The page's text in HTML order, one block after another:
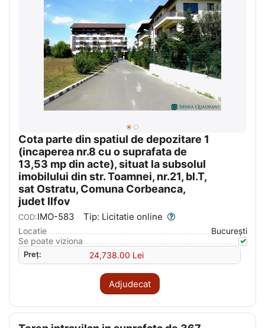
Cota parte din spatiul de depozitare 1
(incaperea nr.8 cu o suprafata de
13,53 mp din acte), situat la subsolul
imobilului din str. Toamnei, nr.21, bl.T,
sat Ostratu, Comuna Corbeanca,
judet Ilfov
COD:IMO-583 Tip: Licitatie online
Locatie
București
Se poate viziona
Preț: 24,738.00 Lei
Adjudecat